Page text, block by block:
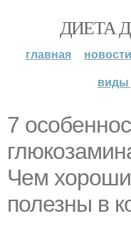
ДИЕТА
главная новости
виды
7
Чем
полезны в